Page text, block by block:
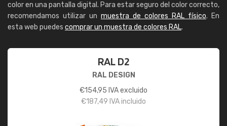
color en una pantalla digital. Para estar seguro del color correcto,
recomendamos utilizar un muestra de colores RAL físico. En
esta web puedes comprar un muestra de colores RAL.
RAL D2
RAL DESIGN
€154,95 IVA excluido
€187,49 IVA incluido